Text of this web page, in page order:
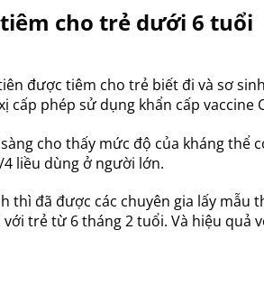
cho trẻ dưới 6 tuổi
được tiêm cho trẻ biết đi và sơ
cấp phép sử dụng khẩn cấp
cho thấy mức độ của kháng thể
liều dùng ở người lớn.
đã được các chuyên gia lấy mẫu
trẻ từ 6 tháng 2 tuổi. Và hiệu quả